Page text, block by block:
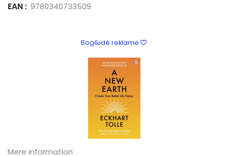
EAN : 9780340733509
Bog&idé reklame
Mere information